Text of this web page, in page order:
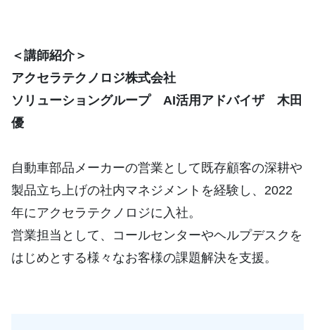
＜講師紹介＞
アクセラテクノロジ株式会社
ソリューショングループ AI活用アドバイザ 木田
優
自動車部品メーカーの営業として既存顧客の深耕や
製品立ち上げの社内マネジメントを経験し、2022
年にアクセラテクノロジに入社。
営業担当として、コールセンターやヘルプデスクを
はじめとする様々なお客様の課題解決を支援。